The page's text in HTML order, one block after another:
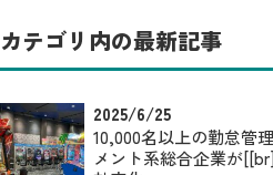
カテゴリ内の最新記事
2025/6/25
10,000名以上の勤怠管
メント系総合企業が